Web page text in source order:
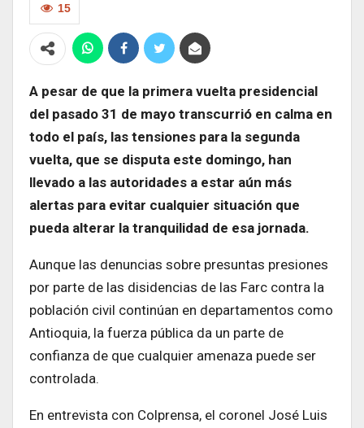
15
A pesar de que la primera vuelta presidencial
del pasado 31 de mayo transcurrió en calma en
todo el país, las tensiones para la segunda
vuelta, que se disputa este domingo, han
llevado a las autoridades a estar aún más
alertas para evitar cualquier situación que
pueda alterar la tranquilidad de esa jornada.
Aunque las denuncias sobre presuntas presiones
por parte de las disidencias de las Farc contra la
población civil continúan en departamentos como
Antioquia, la fuerza pública da un parte de
confianza de que cualquier amenaza puede ser
controlada.
En entrevista con Colprensa, el coronel José Luis